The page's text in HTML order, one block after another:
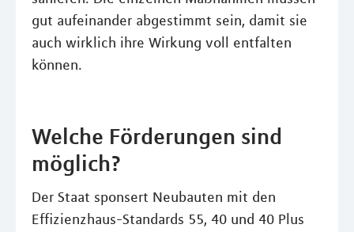
gut aufeinander abgestimmt sein, damit sie
auch wirklich ihre Wirkung voll entfalten
können.
Welche Förderungen sind
möglich?
Der Staat sponsert Neubauten mit den
Effizienzhaus-Standards 55, 40 und 40 Plus